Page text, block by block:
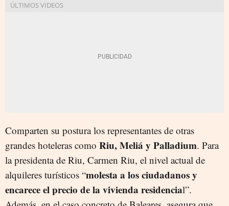
Comparten su postura los representantes de otras
grandes hoteleras como Riu, Meliá y Palladium. Para
la presidenta de Riu, Carmen Riu, el nivel actual de
alquileres turísticos “molesta a los ciudadanos y
encarece el precio de la vivienda residencial”.